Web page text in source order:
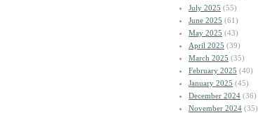
July 2025 (55)
June 2025 (61)
May 2025 (43)
April 2025 (39)
March 2025 (35)
February 2025 (40)
January 2025 (45)
December 2024 (36)
November 2024 (35)